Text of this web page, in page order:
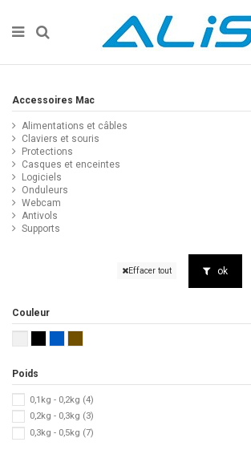
Accessoires Mac
Alimentations et câbles
Claviers et souris
Protections
Casques et enceintes
Logiciels
Onduleurs
Webcam
Antivols
Supports
Effacer tout ok
Couleur
Poids
0,1kg - 0,2kg (4)
0,2kg - 0,3kg (3)
0,3kg - 0,5kg (7)